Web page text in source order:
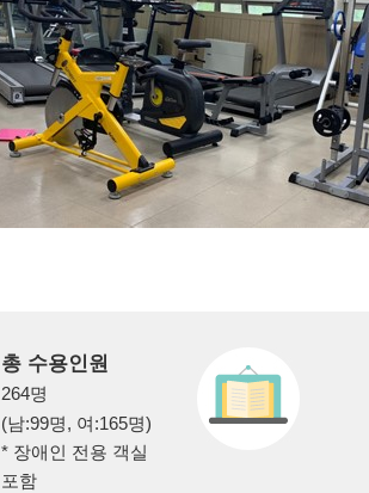
총 수용인원
264명
(남:99명, 여:165명)
* 장애인 전용 객실
포함